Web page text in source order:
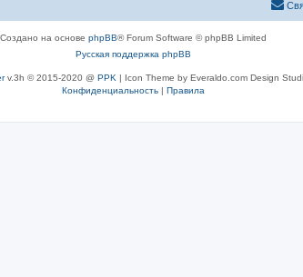
Создано на основе phpBB® Forum Software © phpBB Limited
Русская поддержка phpBB
v.3h © 2015-2020 @ PPK | Icon Theme by Everaldo.com Design
Конфиденциальность| Правила